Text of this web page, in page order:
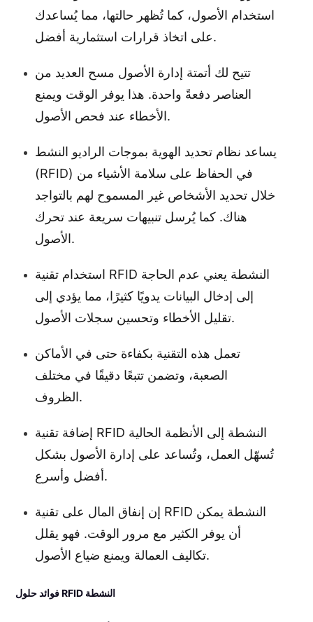
استخدام الأصول، كما تُظهر حالتها، مما يُساعدك
على اتخاذ قرارات استثمارية أفضل.
تتيح لك أتمتة إدارة الأصول مسح العديد من
العناصر دفعةً واحدة. هذا يوفر الوقت ويمنع
الأخطاء عند فحص الأصول.
يساعد نظام تحديد الهوية بموجات الراديو النشط
(RFID) في الحفاظ على سلامة الأشياء من
خلال تحديد الأشخاص غير المسموح لهم بالتواجد
هناك. كما يُرسل تنبيهات سريعة عند تحرك
الأصول.
استخدام تقنية RFID النشطة يعني عدم الحاجة
إلى إدخال البيانات يدويًا كثيرًا، مما يؤدي إلى
تقليل الأخطاء وتحسين سجلات الأصول.
تعمل هذه التقنية بكفاءة حتى في الأماكن
الصعبة، وتضمن تتبعًا دقيقًا في مختلف
الظروف.
إضافة تقنية RFID النشطة إلى الأنظمة الحالية
تُسهّل العمل، وتُساعد على إدارة الأصول بشكل
أفضل وأسرع.
إن إنفاق المال على تقنية RFID النشطة يمكن
أن يوفر الكثير مع مرور الوقت. فهو يقلل
تكاليف العمالة ويمنع ضياع الأصول.
فوائد حلول RFID النشطة